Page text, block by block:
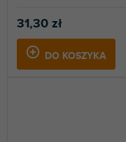
31,30 zł
DO KOSZYKA